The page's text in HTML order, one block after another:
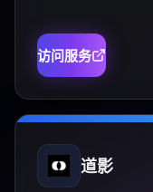
访问服务
道影